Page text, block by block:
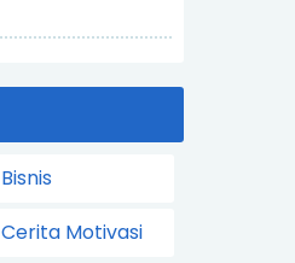
Bisnis
Cerita Motivasi